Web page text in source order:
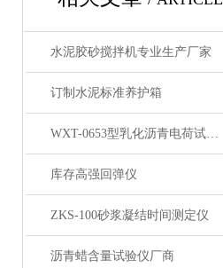
水泥胶砂搅拌机专业生产厂家
订制水泥标准养护箱
WXT-0653型乳化沥青电荷试验仪
库存高强回弹仪
ZKS-100砂浆凝结时间测定仪
沥青蜡含量试验仪厂商